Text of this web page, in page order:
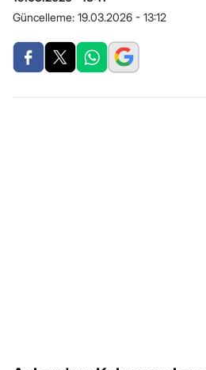
Güncelleme: 19.03.2026 - 13:12